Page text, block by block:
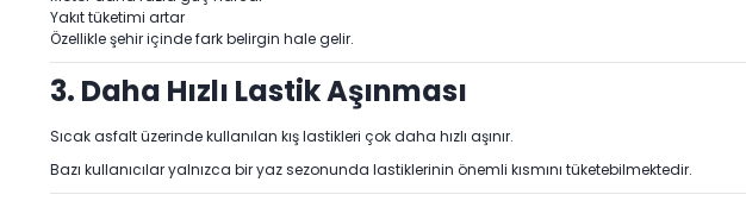
Yakıt tüketimi artar
Özellikle şehir içinde fark belirgin hale gelir.
3. Daha Hızlı Lastik Aşınması
Sıcak asfalt üzerinde kullanılan kış lastikleri çok daha hızlı aşınır.
Bazı kullanıcılar yalnızca bir yaz sezonunda lastiklerinin önemli kısmını tüketebilmektedir.